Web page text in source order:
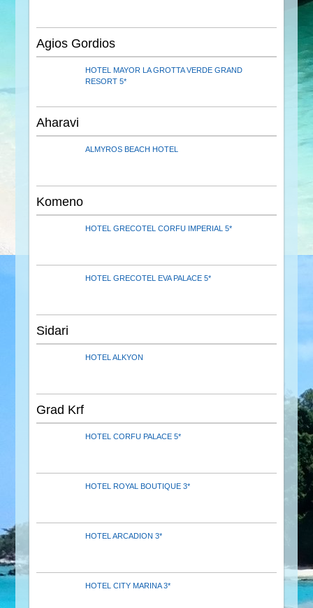
Agios Gordios
HOTEL MAYOR LA GROTTA VERDE GRAND
RESORT 5*
Aharavi
ALMYROS BEACH HOTEL
Komeno
HOTEL GRECOTEL CORFU IMPERIAL 5*
HOTEL GRECOTEL EVA PALACE 5*
Sidari
HOTEL ALKYON
Grad Krf
HOTEL CORFU PALACE 5*
HOTEL ROYAL BOUTIQUE 3*
HOTEL ARCADION 3*
HOTEL CITY MARINA 3*